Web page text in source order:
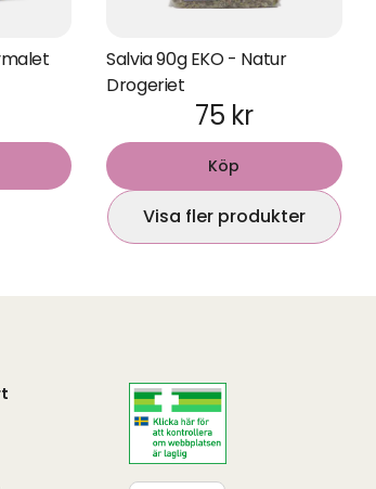
Salvia 90g EKO - Natur
Drogeriet
75 kr
Köp
Visa fler produkter